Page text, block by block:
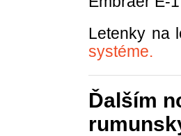
Letenky na
systéme.
Ďalším